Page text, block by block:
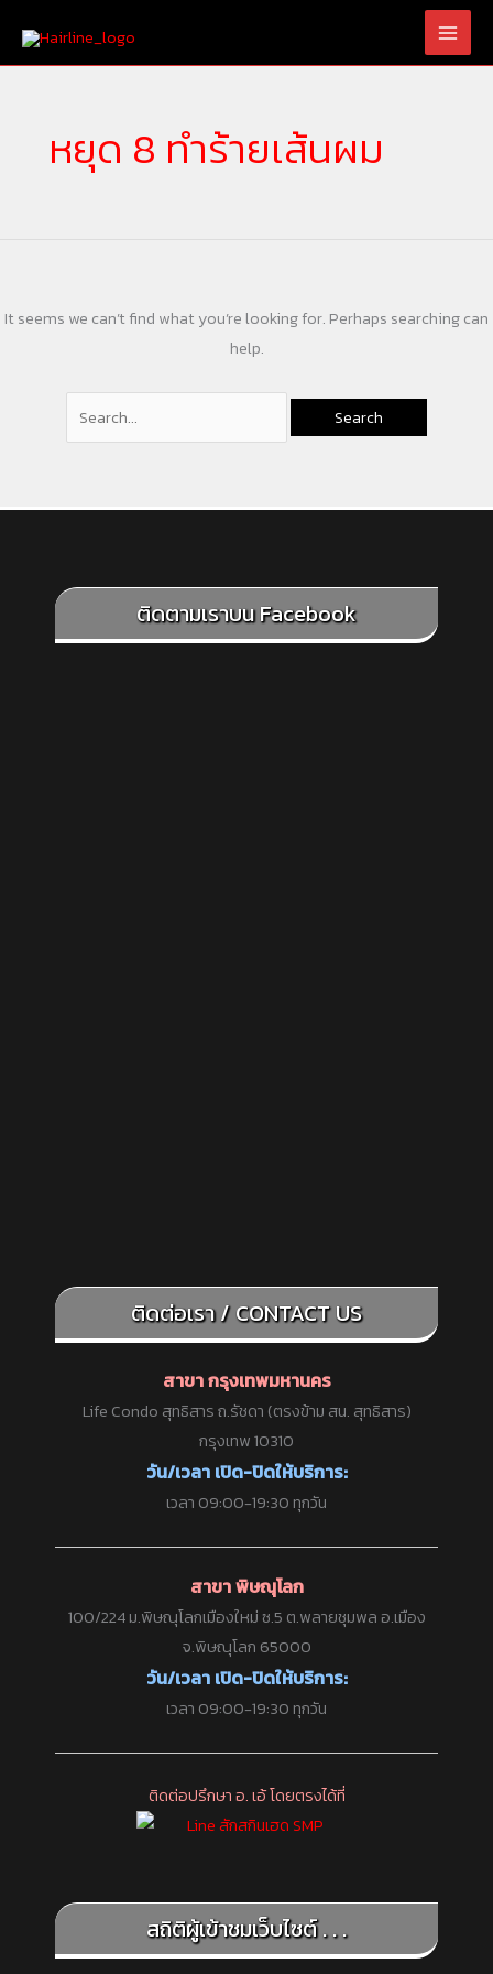
content
หยุด 8 ทำร้ายเส้นผม
It seems we can’t find what you’re looking for. Perhaps searching can
help.
for:
ติดตามเราบน Facebook
ติดต่อเรา / CONTACT US
สาขา กรุงเทพมหานคร
Life Condo สุทธิสาร ถ.รัชดา (ตรงข้าม สน. สุทธิสาร)
กรุงเทพ 10310
วัน/เวลา เปิด-ปิดให้บริการ:
เวลา 09:00-19:30 ทุกวัน
สาขา พิษณุโลก
100/224 ม.พิษณุโลกเมืองใหม่ ซ.5 ต.พลายชุมพล อ.เมือง
จ.พิษณุโลก 65000
วัน/เวลา เปิด-ปิดให้บริการ:
เวลา 09:00-19:30 ทุกวัน
ติดต่อปรึกษา อ. เอ้ โดยตรงได้ที่
สถิติผู้เข้าชมเว็บไซต์ . . .